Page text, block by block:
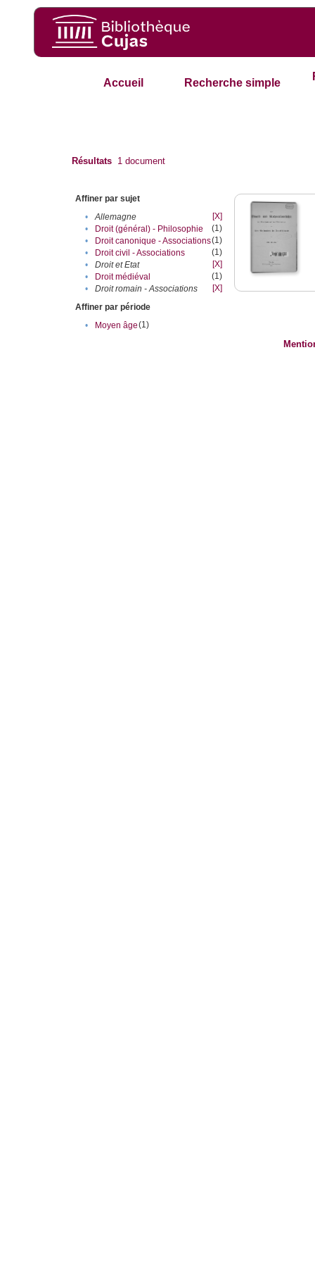
Accueil Recherche simple
Résultats 1 document
Affiner par sujet
•
Allemagne
[X]
•
Droit (général) - Philosophie
(1)
•
Droit canonique - Associations(1)
•
Droit civil - Associations
(1)
•
Droit et Etat
[X]
•
Droit médiéval
(1)
•
Droit romain - Associations
[X]
Affiner par période
•
Moyen âge(1)